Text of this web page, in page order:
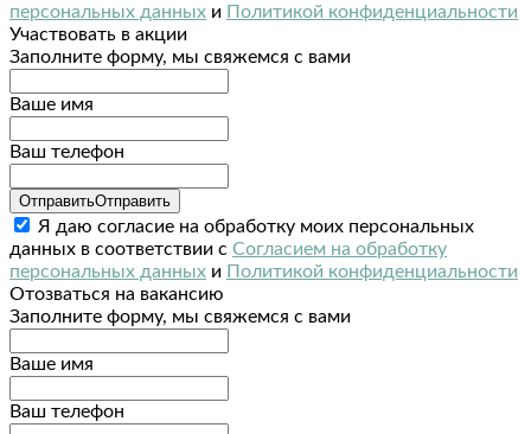
персональных данных и Политикой конфиденциальности
Участвовать в акции
Заполните форму, мы свяжемся с вами
Ваше имя
Ваш телефон
ОтправитьОтправить
Я даю согласие на обработку моих персональных
данных в соответствии с Согласием на обработку
персональных данных и Политикой конфиденциальности
Отозваться на вакансию
Заполните форму, мы свяжемся с вами
Ваше имя
Ваш телефон